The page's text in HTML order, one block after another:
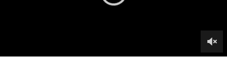
depuis samedi sur la place Rogier à Saint-Josse-ten-Noode.
d’Exhibition Hub à l’initiative de la commune de Saint-Josse-